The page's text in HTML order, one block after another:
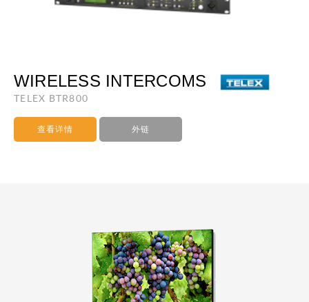
WIRELESS INTERCOMS
TELEX BTR800
查看详情 外链